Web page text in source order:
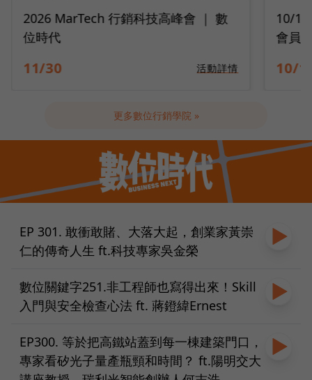
10/14 深度會員經營｜2026 打造最強
會員變現引擎
10/14 活動詳情
9/22
隊工
09/
更多數位行銷學院 »
EP 301. 敢衝敢賭、大落大起，創業家黃崇
仁的傳奇人生 ft.科技專家吳金榮
數位關鍵字251.非工程師也寫得出來！Skill
入門與安全檢查心法 ft. 蔣鐙緯Ernest
EP300. 等於把高鐵站蓋到每一棟建築門口，
專家看矽光子量產瓶頸和時間？ ft.陽明交大